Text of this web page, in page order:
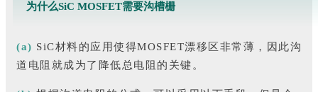
为什么SiC MOSFET需要沟槽栅
(a) SiC材料的应用使得MOSFET漂移区非常薄，因此沟
道电阻就成为了降低总电阻的关键。